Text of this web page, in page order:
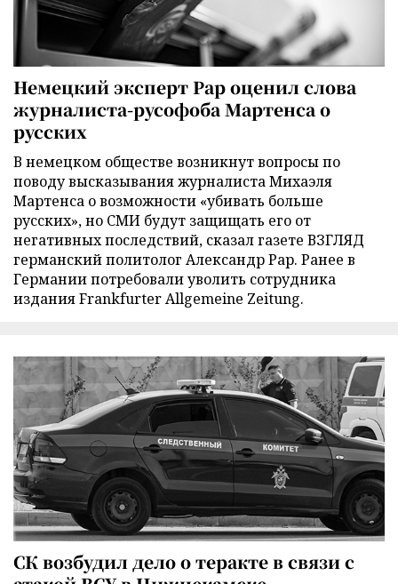
Немецкий эксперт Рар оценил слова
журналиста-русофоба Мартенса о
русских
В немецком обществе возникнут вопросы по
поводу высказывания журналиста Михаэля
Мартенса о возможности «убивать больше
русских», но СМИ будут защищать его от
негативных последствий, сказал газете ВЗГЛЯД
германский политолог Александр Рар. Ранее в
Германии потребовали уволить сотрудника
издания Frankfurter Allgemeine Zeitung.
СК возбудил дело о теракте в связи с